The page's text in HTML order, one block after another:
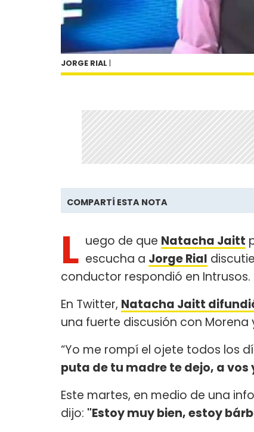
JORGE RIAL |
COMPARTÍ ESTA NOTA
L uego de que Natacha Jaitt
escucha a Jorge Rial
conductor respondió en Intrusos.
En Twitter, Natacha Jaitt
una fuerte discusión con Morena
“Yo me rompí el ojete todos los
puta de tu madre te dejo, a vos
Este martes, en medio de una
dijo: "Estoy muy bien, estoy